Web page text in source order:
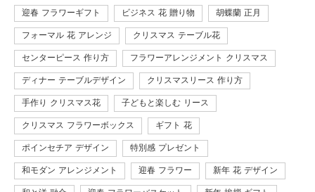
迎春 フラワーギフト ビジネス 花 贈り物 胡蝶蘭 正月
フォーマル 花 アレンジ クリスマス テーブル花
センターピース 作り方 フラワーアレンジメント クリスマス
ディナー テーブルデザイン クリスマスリース 作り方
手作り クリスマス花 子どもと楽しむ リース
クリスマス フラワーボックス ギフト 花
ポインセチア デザイン 特別感 プレゼント
和モダン アレンジメント 迎春 フラワー 新年 花 デザイン